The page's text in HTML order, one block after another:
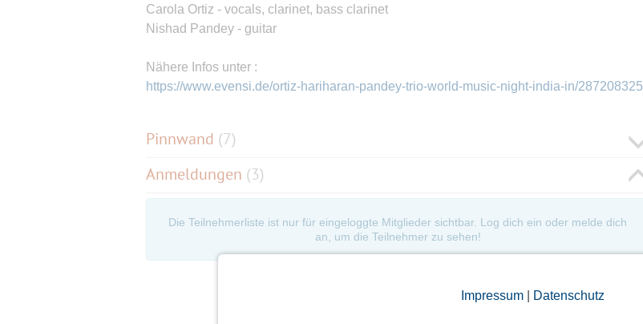
Impressum| Datenschutz
Carola Ortiz - vocals, clarinet, bass clarinet
Nishad Pandey - guitar
Nähere Infos unter :
https://www.evensi.de/ortiz-hariharan-pandey-trio-world-music-night-india-in/287208325
Pinnwand (7)
Anmeldungen (3)
Die Teilnehmerliste ist nur für eingeloggte Mitglieder sichtbar. Log dich ein oder melde dich
an, um die Teilnehmer zu sehen!